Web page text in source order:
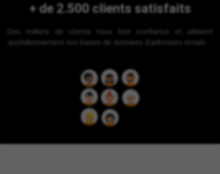
+ de 2.500 clients satisfaits
Des milliers de clients nous font confiance et utilisent
quotidiennement nos bases de données d'adresses emails.